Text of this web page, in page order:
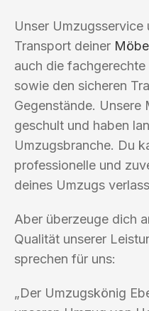
Unser
Transport deiner
auch die
sowie den sicheren
Gegenstände. Unsere
geschult und haben
Umzugsbranche. Du
professionelle und
deines Umzugs
Aber überzeuge dich
Qualität unserer
sprechen für uns:
„Der Umzugskönig